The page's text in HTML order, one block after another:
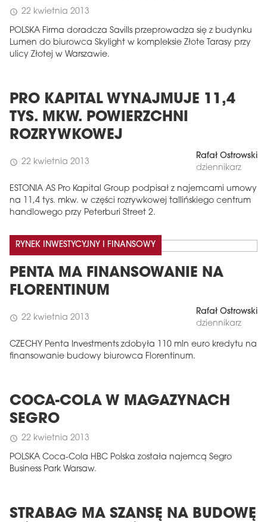
schedule 22 kwietnia 2013
POLSKA Firma doradcza Savills przeprowadza się z budynku
Lumen do biurowca Skylight w kompleksie Złote Tarasy przy
ulicy Złotej w Warszawie.
PRO KAPITAL WYNAJMUJE 11,4
TYS. MKW. POWIERZCHNI
ROZRYWKOWEJ
schedule 22 kwietnia 2013
Rafał Ostrowski
dziennikarz
ESTONIA AS Pro Kapital Group podpisał z najemcami umowy
na 11,4 tys. mkw. w części rozrywkowej tallińskiego centrum
handlowego przy Peterburi Street 2.
RYNEK INWESTYCYJNY I FINANSOWY
PENTA MA FINANSOWANIE NA
FLORENTINUM
schedule 22 kwietnia 2013
Rafał Ostrowski
dziennikarz
CZECHY Penta Investments zdobyła 110 mln euro kredytu na
finansowanie budowy biurowca Florentinum.
COCA-COLA W MAGAZYNACH
SEGRO
schedule 22 kwietnia 2013
POLSKA Coca-Cola HBC Polska została najemcą Segro
Business Park Warsaw.
STRABAG MA SZANSĘ NA BUDOWĘ